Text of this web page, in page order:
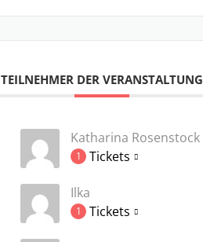
TEILNEHMER DER VERANSTALTUNG
Katharina Rosenstock
1 Tickets
Ilka
1 Tickets